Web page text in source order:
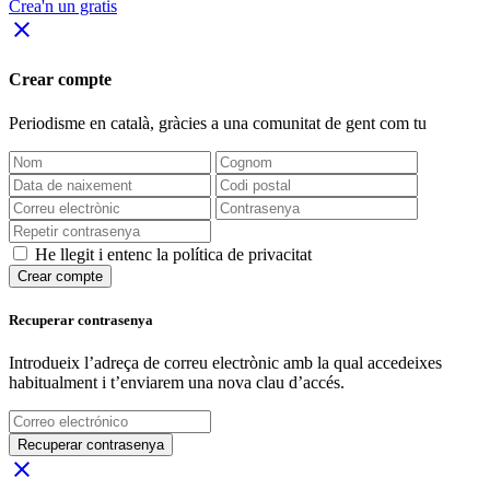
Crea'n un gratis
close
Crear compte
Periodisme en català, gràcies a una comunitat de gent com tu
He llegit i entenc la política de privacitat
Crear compte
Recuperar contrasenya
Introdueix l’adreça de correu electrònic amb la qual accedeixes
habitualment i t’enviarem una nova clau d’accés.
Recuperar contrasenya
close